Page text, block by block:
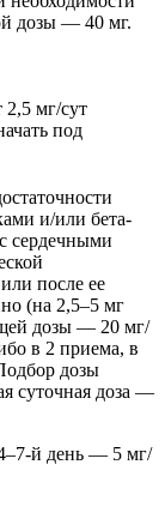
дозы — 40 мг.
2,5 мг/сут
под
и/или бета-
сердечными
после ее
(на 2,5–5 мг
дозы — 20 мг/
в 2 приема, в
дозы
суточная доза —
й день — 5 мг/